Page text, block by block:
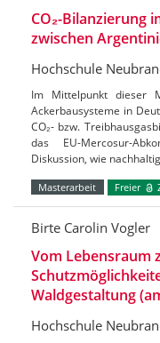
CO₂-Bilanzierung
zwischen
Hochschule
Im Mittelpunkt dieser
Ackerbausysteme in
CO₂- bzw.
das EU-Mercosur-
Diskussion, wie
Masterarbeit Freier
Birte Carolin Vogler
Vom Lebensraum
Waldgestaltung
Hochschule